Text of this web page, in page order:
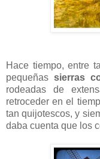
Hace tiempo, entre
pequeñas sierras
rodeadas de
retroceder en el
tan quijotescos, y
daba cuenta que los